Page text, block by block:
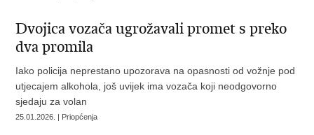
Dvojica vozača ugrožavali promet s preko
dva promila
Iako policija neprestano upozorava na opasnosti od vožnje pod
utjecajem alkohola, još uvijek ima vozača koji neodgovorno
sjedaju za volan
25.01.2026. | Priopćenja